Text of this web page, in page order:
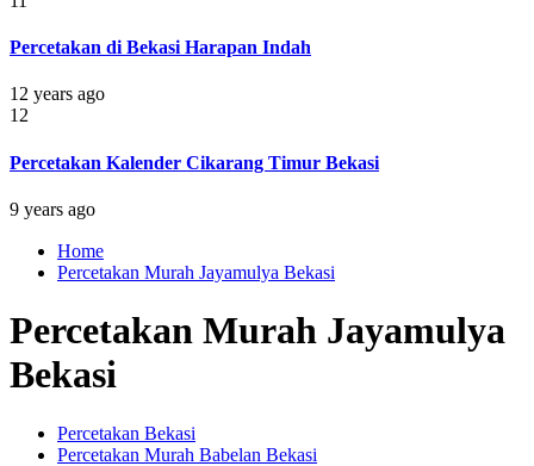
Percetakan di Bekasi Harapan Indah
12 years ago
12
Percetakan Kalender Cikarang Timur Bekasi
9 years ago
Home
Percetakan Murah Jayamulya Bekasi
Percetakan Murah Jayamulya
Bekasi
Percetakan Bekasi
Percetakan Murah Babelan Bekasi